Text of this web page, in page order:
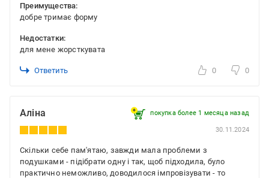
Преимущества:
добре тримає форму
Недостатки:
для мене жорсткувата
Ответить 0 0
Аліна покупка более 1 месяца назад
30.11.2024
Скільки себе пам'ятаю, завжди мала проблеми з
подушками - підібрати одну і так, щоб підходила, було
практично неможливо, доводилося імпровізувати - то